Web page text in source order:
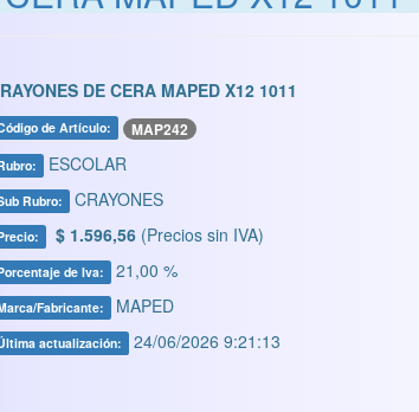
DE CERA MAPED X12 1011
de Artículo: MAP242
ESCOLAR
Rubro: CRAYONES
$ 1.596,56 (Precios sin IVA)
de Iva: 21,00 %
Fabricante: MAPED
actualización: 24/06/2026 9:21:13